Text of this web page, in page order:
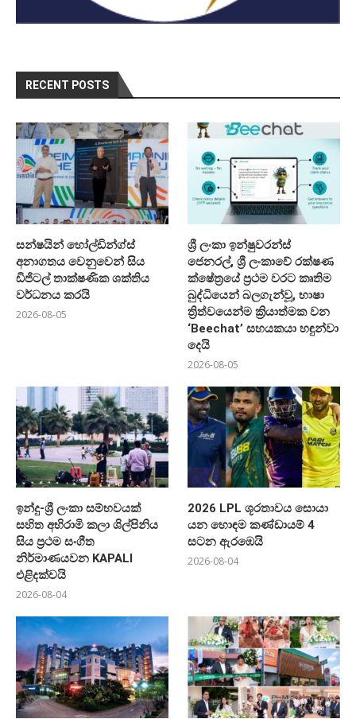
RECENT POSTS
සන්ෂයින් හෝල්ඩින්ග්ස්
අනාගතය වෙනුවෙන් සිය
ඩිජිටල් තාක්ෂණික ශක්තිය
වර්ධනය කරයි
2026-08-05
ශ්‍රී ලංකා ඉන්ෂුවරන්ස්
ජෙනරල්, ශ්‍රී ලංකාවේ රක්ෂණ
ක්ෂේත්‍රයේ ප්‍රථම වරට කෘතිම
බුද්ධියෙන් බලගැන්වූ, භාෂා
ත්‍රිත්වයෙන්ම ක්‍රියාත්මක වන
‘Beechat’ සහයකයා හඳුන්වා
දෙයි
2026-08-05
ඉන්දු-ශ්‍රී ලංකා සම්භවයක්
සහිත අභිරාමි කලා ශිල්පිනිය
සිය ප්‍රථම සංගීත
නිර්මාණයවන KAPALI
එළිදක්වයි
2026-08-04
2026 LPL ශූරතාවය සොයා
යන හොඳම කණ්ඩායම් 4
සටන ඇරඹෙයි
2026-08-04